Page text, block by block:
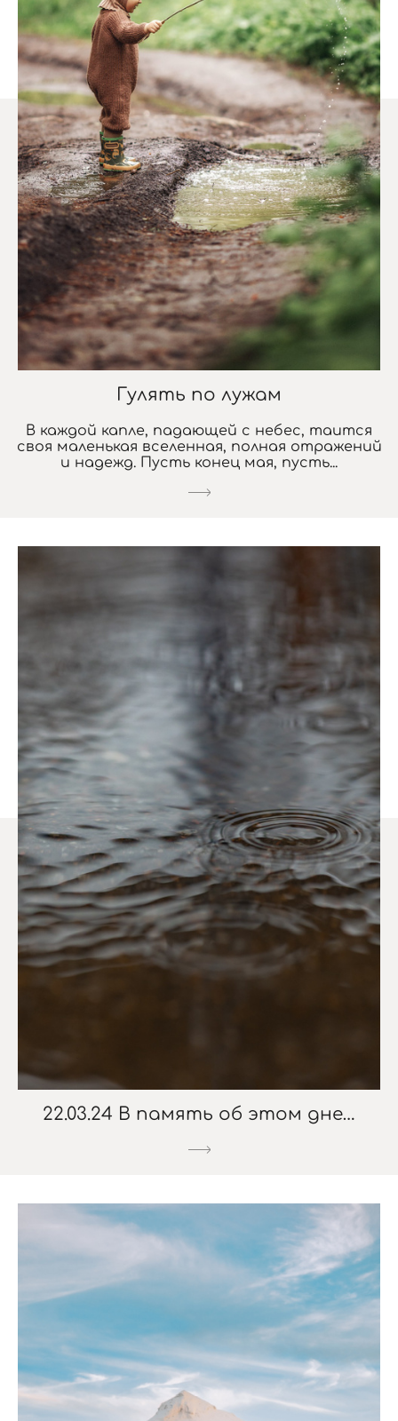
Гулять по лужам
В каждой капле, падающей с небес, таится
своя маленькая вселенная, полная отражений
и надежд. Пусть конец мая, пусть...
22.03.24 В память об этом дне…